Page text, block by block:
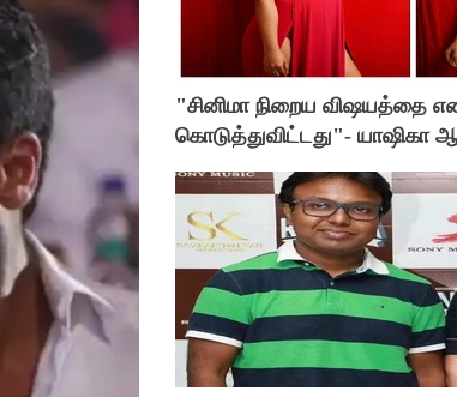
"சினிமா நிறைய விஷயத்தை
கொடுத்துவிட்டது"- யாஷிகா